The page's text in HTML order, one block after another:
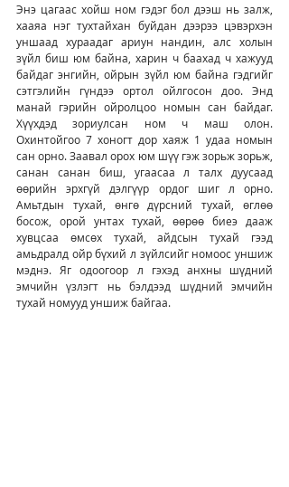
Энэ цагаас хойш ном гэдэг бол дээш нь залж,
хааяа нэг тухтайхан буйдан дээрээ цэвэрхэн
уншаад хураадаг ариун нандин, алс холын
зүйл биш юм байна, харин ч баахад ч хажууд
байдаг энгийн, ойрын зүйл юм байна гэдгийг
сэтгэлийн гүндээ ортол ойлгосон доо. Энд
манай гэрийн ойролцоо номын сан байдаг.
Хүүхдэд зориулсан ном ч маш олон.
Охинтойгоо 7 хоногт дор хаяж 1 удаа номын
сан орно. Заавал орох юм шүү гэж зорьж зорьж,
санан санан биш, угаасаа л талх дуусаад
өөрийн эрхгүй дэлгүүр ордог шиг л орно.
Амьтдын тухай, өнгө дүрсний тухай, өглөө
босож, орой унтах тухай, өөрөө биеэ дааж
хувцсаа өмсөх тухай, айдсын тухай гээд
амьдралд ойр бүхий л зүйлсийг номоос уншиж
мэднэ. Яг одоогоор л гэхэд анхны шүдний
эмчийн үзлэгт нь бэлдээд шүдний эмчийн
тухай номууд уншиж байгаа.